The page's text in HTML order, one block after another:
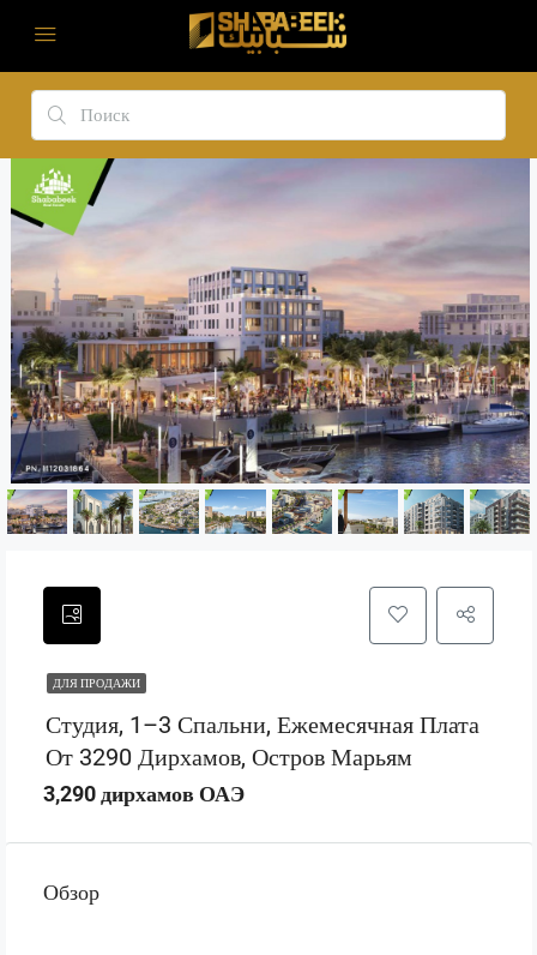
ДЛЯ ПРОДАЖИ
Студия, 1–3 Спальни, Ежемесячная Плата
От 3290 Дирхамов, Остров Марьям
3,290 дирхамов ОАЭ
Обзор